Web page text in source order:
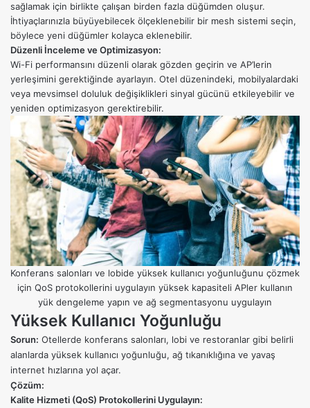
sağlamak için birlikte çalışan birden fazla düğümden oluşur.
İhtiyaçlarınızla büyüyebilecek ölçeklenebilir bir mesh sistemi seçin,
böylece yeni düğümler kolayca eklenebilir.
Düzenli İnceleme ve Optimizasyon:
Wi-Fi performansını düzenli olarak gözden geçirin ve AP’lerin
yerleşimini gerektiğinde ayarlayın. Otel düzenindeki, mobilyalardaki
veya mevsimsel doluluk değişiklikleri sinyal gücünü etkileyebilir ve
yeniden optimizasyon gerektirebilir.
Konferans salonları ve lobide yüksek kullanıcı yoğunluğunu çözmek
için QoS protokollerini uygulayın yüksek kapasiteli APler kullanın
yük dengeleme yapın ve ağ segmentasyonu uygulayın
Yüksek Kullanıcı Yoğunluğu
Sorun: Otellerde konferans salonları, lobi ve restoranlar gibi belirli
alanlarda yüksek kullanıcı yoğunluğu, ağ tıkanıklığına ve yavaş
internet hızlarına yol açar.
Çözüm:
Kalite Hizmeti (QoS) Protokollerini Uygulayın: